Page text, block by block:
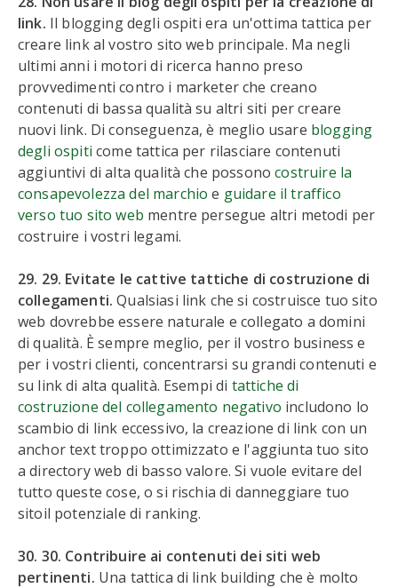
link. Il blogging degli ospiti era un'ottima tattica per
creare link al vostro sito web principale. Ma negli
ultimi anni i motori di ricerca hanno preso
provvedimenti contro i marketer che creano
contenuti di bassa qualità su altri siti per creare
nuovi link. Di conseguenza, è meglio usare blogging
degli ospiti come tattica per rilasciare contenuti
aggiuntivi di alta qualità che possonocostruire la
consapevolezza del marchio e guidare il traffico
verso tuo sito web mentre persegue altri metodi per
costruire i vostri legami.
29. 29. Evitate le cattive tattiche di costruzione di
collegamenti.Qualsiasi link che si costruisce tuo sito
web dovrebbe essere naturale e collegato a domini
di qualità. È sempre meglio, per il vostro business e
per i vostri clienti, concentrarsi su grandi contenuti e
su link di alta qualità. Esempi di tattiche di
costruzione del collegamento negativo includono lo
scambio di link eccessivo, la creazione di link con un
anchor text troppo ottimizzato e l'aggiunta tuo sito
a directory web di basso valore. Si vuole evitare del
tutto queste cose, o si rischia di danneggiare tuo
sitoil potenziale di ranking.
30. 30. Contribuire ai contenuti dei siti web
pertinenti. Una tattica di link building che è molto